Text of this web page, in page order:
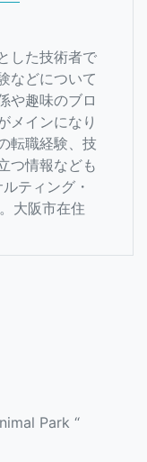
した技術者で
などについて
や趣味のブロ
メインになり
転職経験、技
つ情報なども
ティング・
大阪市在住
Park “